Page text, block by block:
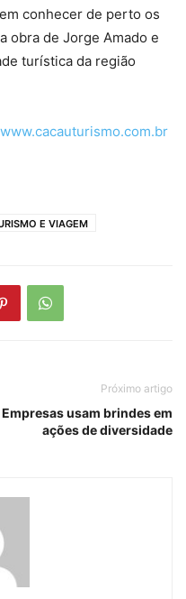
conhecer de perto os
obra de Jorge Amado e
turística da região
www.cacauturismo.com.br
E VIAGEM
Próximo artigo
Empresas usam brindes em
ações de diversidade